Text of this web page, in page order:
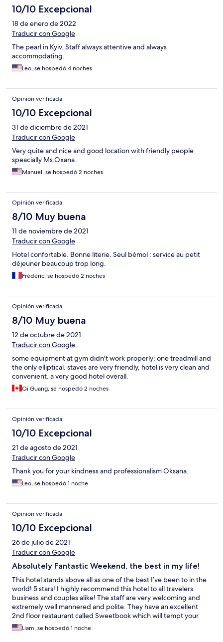
10/10 Excepcional
18 de enero de 2022
Traducir con Google
The pearl in Kyiv. Staff always attentive and always
accommodating.
Leo, se hospedó 4 noches
Opinión verificada
10/10 Excepcional
31 de diciembre de 2021
Traducir con Google
Very quite and nice and good location with friendly people
speacially Ms.Oxana .
Manuel, se hospedó 2 noches
Opinión verificada
8/10 Muy buena
11 de noviembre de 2021
Traducir con Google
Hotel confortable. Bonne literie. Seul bémol : service au petit
déjeuner beaucoup trop long.
Frédéric, se hospedó 2 noches
Opinión verificada
8/10 Muy buena
12 de octubre de 2021
Traducir con Google
some equipment at gym didn't work properly: one treadmill and
the only elliptical. staves are very friendly, hotel is very clean and
convenient. a very good hotel overall.
Qi Guang, se hospedó 2 noches
Opinión verificada
10/10 Excepcional
21 de agosto de 2021
Traducir con Google
Thank you for your kindness and professionalism Oksana.
Leo, se hospedó 1 noche
Opinión verificada
10/10 Excepcional
26 de julio de 2021
Traducir con Google
Absolutely Fantastic Weekend, the best in my life!
This hotel stands above all as one of the best I’ve been to in the
world! 5 stars! I highly recommend this hotel to all travelers
business and couples alike! The staff are very welcoming and
extremely well mannered and polite. They have an excellent
2nd floor restaurant called Sweetbook which will tempt your
tastebuds into ordering everything on the menu! The rooms a
Liam, se hospedó 1 noche